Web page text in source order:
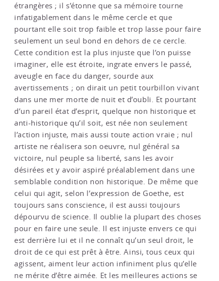
étrangères ; il s’étonne que sa mémoire tourne
infatigablement dans le même cercle et que
pourtant elle soit trop faible et trop lasse pour faire
seulement un seul bond en dehors de ce cercle.
Cette condition est la plus injuste que l’on puisse
imaginer, elle est étroite, ingrate envers le passé,
aveugle en face du danger, sourde aux
avertissements ; on dirait un petit tourbillon vivant
dans une mer morte de nuit et d’oubli. Et pourtant
d’un pareil état d’esprit, quelque non historique et
anti-historique qu’il soit, est née non seulement
l’action injuste, mais aussi toute action vraie ; nul
artiste ne réalisera son oeuvre, nul général sa
victoire, nul peuple sa liberté, sans les avoir
désirées et y avoir aspiré préalablement dans une
semblable condition non historique. De même que
celui qui agit, selon l’expression de Goethe, est
toujours sans conscience, il est aussi toujours
dépourvu de science. Il oublie la plupart des choses
pour en faire une seule. Il est injuste envers ce qui
est derrière lui et il ne connaît qu’un seul droit, le
droit de ce qui est prêt à être. Ainsi, tous ceux qui
agissent, aiment leur action infiniment plus qu’elle
ne mérite d’être aimée. Et les meilleures actions se